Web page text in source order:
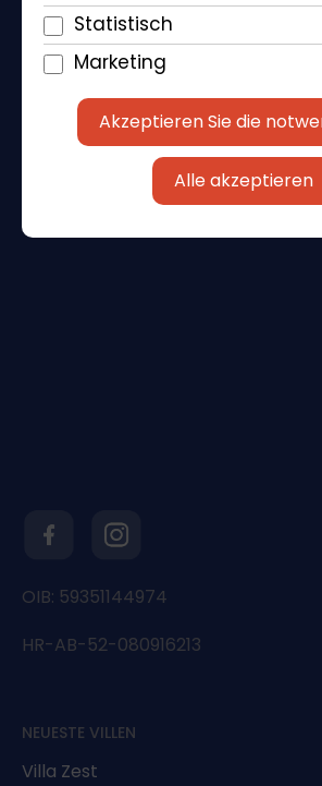
Statistisch
Marketing
Akzeptieren Sie die
Alle akzeptieren
Piantade 41, 52440 Poreč
+385 98 184 4015
info@klickandbook.com
OIB: 59351144974
HR-AB-52-080916213
NEUESTE VILLEN
Villa Zest